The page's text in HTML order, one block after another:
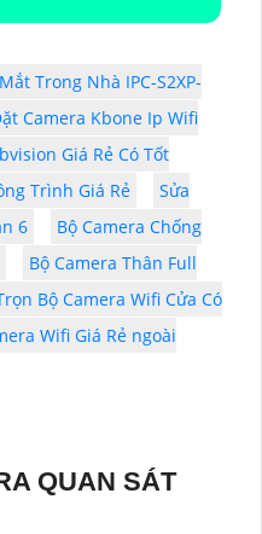
Trong Nhà IPC-S2XP-
Camera Kbone Ip Wifi
Giá Rẻ Có Tốt
Trình Giá Rẻ
Sửa
6
Bộ Camera Chống
Bộ Camera Thân Full
Bộ Camera Wifi Cửa Có
Wifi Giá Rẻ ngoài
QUAN SÁT